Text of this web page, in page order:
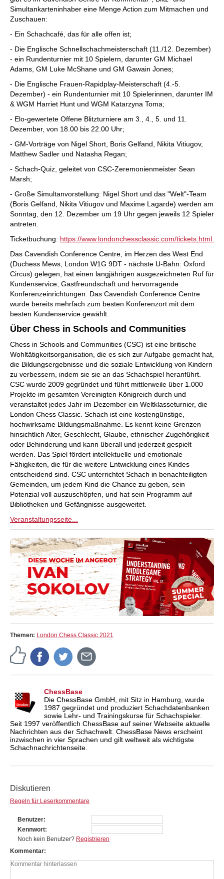
Simultankarteninhaber eine Menge Action zum Mitmachen und
Zuschauen:
- Ein Schachcafé, das für alle offen ist;
- Die Englische Schnellschachmeisterschaft (11./12. Dezember)
- ein Rundenturnier mit 10 Spielern, darunter GM Michael
Adams, GM Luke McShane und GM Gawain Jones;
- Die Englische Frauen-Rapidplay-Meisterschaft (4.-5.
Dezember) - ein Rundenturnier mit 10 Spielerinnen, darunter IM
& WGM Harriet Hunt und WGM Katarzyna Toma;
- Elo-gewertete Offene Blitzturniere am 3., 4., 5. und 11.
Dezember, von 18.00 bis 22.00 Uhr;
- GM-Vorträge von Nigel Short, Boris Gelfand, Nikita Vitiugov,
Matthew Sadler und Natasha Regan;
- Schach-Quiz, geleitet von CSC-Zeremonienmeister Sean
Marsh;
- Große Simultanvorstellung: Nigel Short und das "Welt"-Team
(Boris Gelfand, Nikita Vitiugov und Maxime Lagarde) werden am
Sonntag, den 12. Dezember um 19 Uhr gegen jeweils 12 Spieler
antreten.
Ticketbuchung: https://www.londonchessclassic.com/tickets.html
Das Cavendish Conference Centre, im Herzen des West End
(Duchess Mews, London W1G 9DT - nächste U-Bahn: Oxford
Circus) gelegen, hat einen langjährigen ausgezeichneten Ruf für
Kundenservice, Gastfreundschaft und hervorragende
Konferenzeinrichtungen. Das Cavendish Conference Centre
wurde bereits mehrfach zum besten Konferenzort mit dem
besten Kundenservice gewählt.
Über Chess in Schools and Communities
Chess in Schools and Communities (CSC) ist eine britische
Wohltätigkeitsorganisation, die es sich zur Aufgabe gemacht hat,
die Bildungsergebnisse und die soziale Entwicklung von Kindern
zu verbessern, indem sie sie an das Schachspiel heranführt.
CSC wurde 2009 gegründet und führt mittlerweile über 1.000
Projekte im gesamten Vereinigten Königreich durch und
veranstaltet jedes Jahr im Dezember ein Weltklasseturnier, die
London Chess Classic. Schach ist eine kostengünstige,
hochwirksame Bildungsmaßnahme. Es kennt keine Grenzen
hinsichtlich Alter, Geschlecht, Glaube, ethnischer Zugehörigkeit
oder Behinderung und kann überall und jederzeit gespielt
werden. Das Spiel fördert intellektuelle und emotionale
Fähigkeiten, die für die weitere Entwicklung eines Kindes
entscheidend sind. CSC unterrichtet Schach in benachteiligten
Gemeinden, um jedem Kind die Chance zu geben, sein
Potenzial voll auszuschöpfen, und hat sein Programm auf
Bibliotheken und Gefängnisse ausgeweitet.
Veranstaltungsseite...
Themen: London Chess Classic 2021
ChessBase
Die ChessBase GmbH, mit Sitz in Hamburg, wurde
1987 gegründet und produziert Schachdatenbanken
sowie Lehr- und Trainingskurse für Schachspieler.
Seit 1997 veröffentlich ChessBase auf seiner Webseite aktuelle
Nachrichten aus der Schachwelt. ChessBase News erscheint
inzwischen in vier Sprachen und gilt weltweit als wichtigste
Schachnachrichtenseite.
Diskutieren
Regeln für Leserkommentare
Benutzer
Kennwort
Noch kein Benutzer? Registrieren
Kommentar